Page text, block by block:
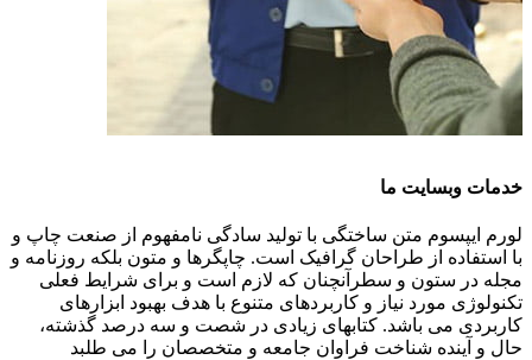
خدمات وبسایت ما
لورم ایپسوم متن ساختگی با تولید سادگی نامفهوم از صنعت چاپ و
با استفاده از طراحان گرافیک است. چاپگرها و متون بلکه روزنامه و
مجله در ستون و سطرآنچنان که لازم است و برای شرایط فعلی
تکنولوژی مورد نیاز و کاربردهای متنوع با هدف بهبود ابزارهای
کاربردی می باشد. کتابهای زیادی در شصت و سه درصد گذشته،
حال و آینده شناخت فراوان جامعه و متخصصان را می طلبد